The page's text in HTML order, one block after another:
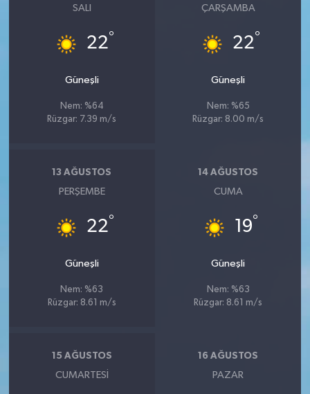
SALI
22°
Güneşli
Nem: %64
Rüzgar: 7.39 m/s
ÇARŞAMBA
22°
Güneşli
Nem: %65
Rüzgar: 8.00 m/s
13 AĞUSTOS
PERŞEMBE
22°
Güneşli
Nem: %63
Rüzgar: 8.61 m/s
14 AĞUSTOS
CUMA
19°
Güneşli
Nem: %63
Rüzgar: 8.61 m/s
15 AĞUSTOS
CUMARTESI
16 AĞUSTOS
PAZAR